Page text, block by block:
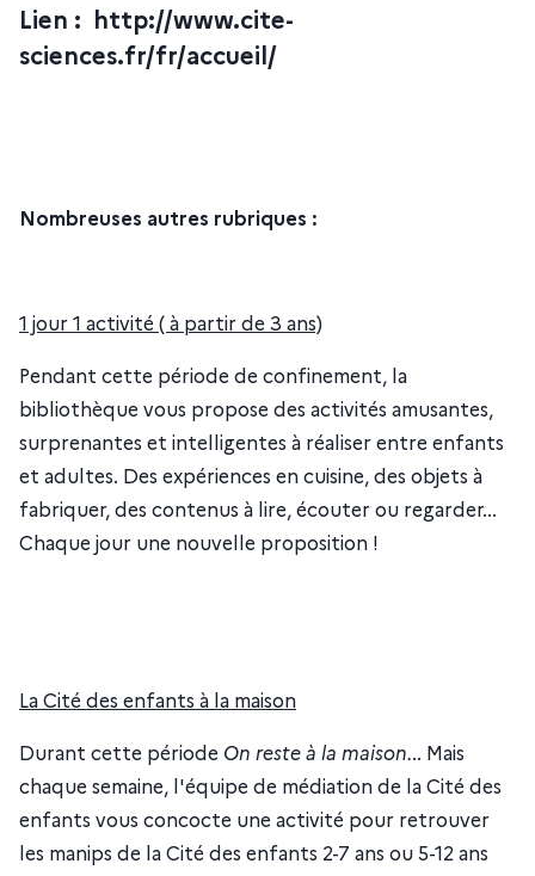
Lien : http://www.cite-
sciences.fr/fr/accueil/
Nombreuses autres rubriques :
1 jour 1 activité ( à partir de 3 ans)
Pendant cette période de confinement, la
bibliothèque vous propose des activités amusantes,
surprenantes et intelligentes à réaliser entre enfants
et adultes. Des expériences en cuisine, des objets à
fabriquer, des contenus à lire, écouter ou regarder...
Chaque jour une nouvelle proposition !
La Cité des enfants à la maison
Durant cette période On reste à la maison... Mais
chaque semaine, l'équipe de médiation de la Cité des
enfants vous concocte une activité pour retrouver
les manips de la Cité des enfants 2-7 ans ou 5-12 ans